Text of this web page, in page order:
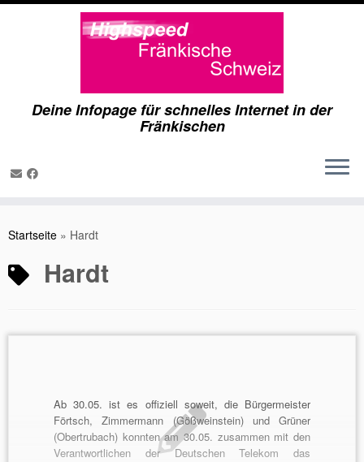
Inhalt
Deine Infopage für schnelles Internet in der
Fränkischen
Startseite » Hardt
Hardt
Ab 30.05. ist es offiziell soweit, die Bürgermeister
Förtsch, Zimmermann (Gößweinstein) und Grüner
(Obertrubach) konnten am 30.05. zusammen mit den
Verantwortlichen der Deutschen Telekom das